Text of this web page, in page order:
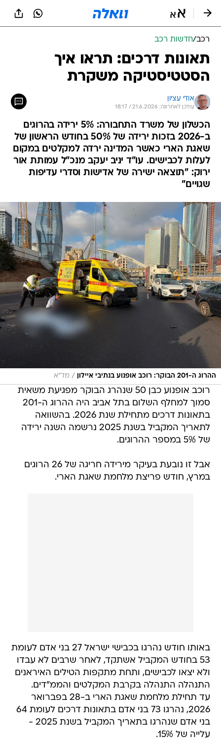
רכב/חדשות רכב
תאונות דרכים: תראו איך
הסטטיסטיקה משקרת
אודי עציון
עודכן לאחרונה: 21.6.2026 / 18:17
הכשלון של משרד התחבורה: 5% ירידה בהרוגים
ב-2026 בזכות ירידה של 50% בחודש הראשון של
שאגת הארי כאשר המדינה ירדה למקלטים במקום
לעלות לכבישים. עו"ד יניב יעקב מנכ"ל עמותת אור
ירוק: "תוצאה ישירה של אדישות וסדרי עדיפות
שגויים"
ההרוג ה-201 הבוקר: רוכב אופנוע בנתיבי איילון / מד"א
רוכב אופנוע כבן 50 שנהרג הבוקר מפגיעת משאית
סמוך למחלף השלום בתל אביב היה ההרוג ה-201
בתאונות דרכים מתחילת שנת 2026. בהשוואה
לתאריך המקביל בשנת 2025 נרשמה השנה ירידה
של 5% במספר ההרוגים.
אבל זו נובעת בעיקר מירידה חריגה של 26 הרוגים
במרץ, חודש פריצת מלחמת שאגת הארי.
באותו חודש נהרגו בכבישי ישראל 27 בני אדם לעומת
53 בחודש המקביל אשתקד, לאחר שרבים לא עבדו
ולא יצאו לכבישים, ותחת מתקפות הטילים האיראנים
התנהלה התנהלה בקרבת המקלטים והממ"דים.
עד תחילת מלחמת שאגת הארי ב-28 בפברואר
2026, נהרגו 73 בני אדם בתאונות דרכים לעומת 64
בני אדם שנהרגו בתאריך המקביל בשנת 2025 -
עלייה של 15%.